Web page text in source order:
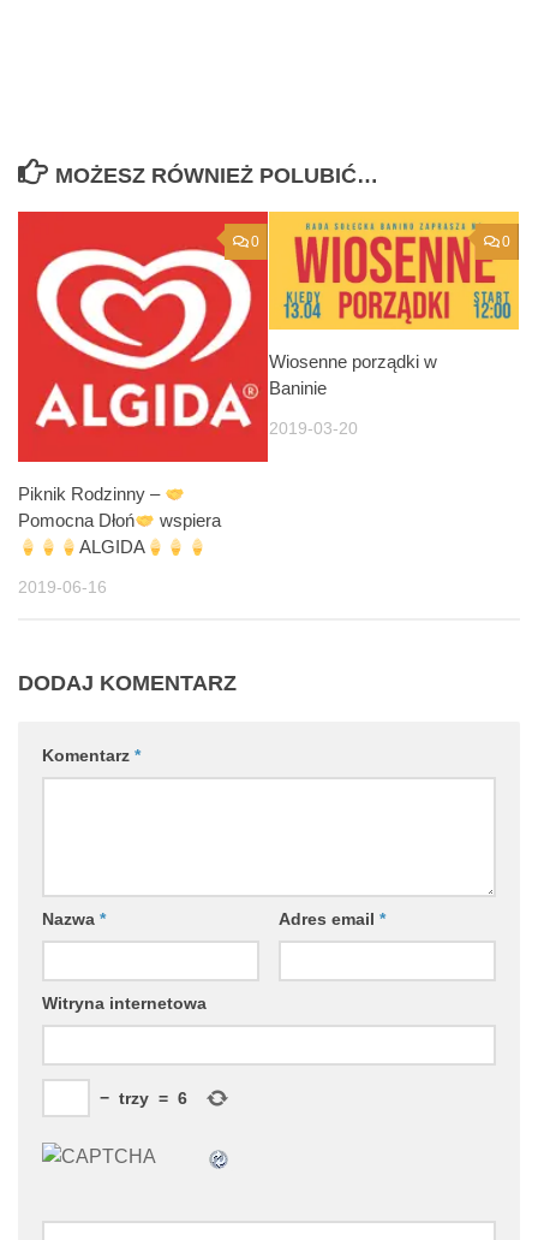
MOŻESZ RÓWNIEŻ POLUBIĆ…
0
Piknik Rodzinny –
Pomocna Dłoń
wspiera
ALGIDA
2019-06-16
0
Wiosenne porządki w
Baninie
2019-03-20
DODAJ KOMENTARZ
Komentarz *
Nazwa * Adres email *
Witryna internetowa
− trzy = 6